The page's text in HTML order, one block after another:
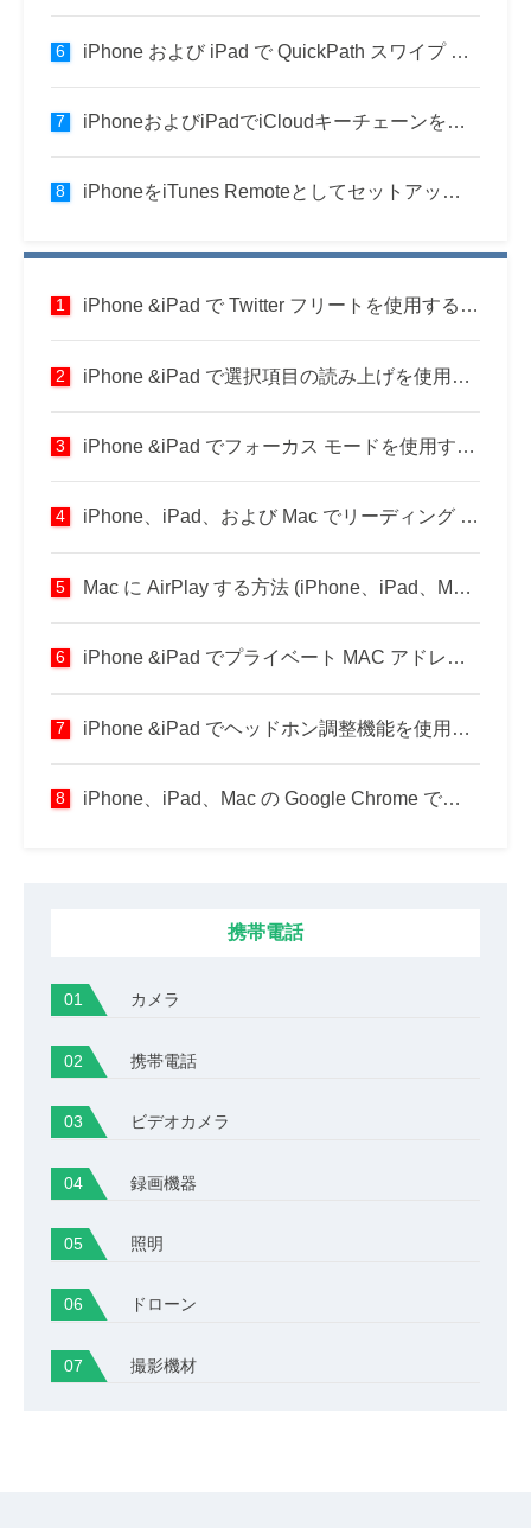
iPhone および iPad で QuickPath スワイプ キーボードを使用する方法
iPhoneおよびiPadでiCloudキーチェーンを使用する方法
iPhoneをiTunes Remoteとしてセットアップして使用する方法（PCおよびMac）
iPhone &iPad で Twitter フリートを使用する方法
iPhone &iPad で選択項目の読み上げを使用する方法
iPhone &iPad でフォーカス モードを使用する方法
iPhone、iPad、および Mac でリーディング リストを使用する方法
Mac に AirPlay する方法 (iPhone、iPad、Mac から)
iPhone &iPad でプライベート MAC アドレスを使用する方法
iPhone &iPad でヘッドホン調整機能を使用する方法
iPhone、iPad、Mac の Google Chrome でシークレット モードを使用する方法
携帯電話
カメラ
携帯電話
ビデオカメラ
録画機器
照明
ドローン
撮影機材